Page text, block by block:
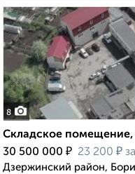
8
Складское помещение,
30 500 000 ₽ 23 200 ₽
Дзержинский район,